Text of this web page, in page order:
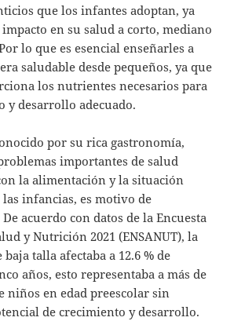
que los infantes adoptan, ya
en su salud a corto, mediano
lo que es esencial enseñarles a
saludable desde pequeños, ya que
los nutrientes necesarios para
y desarrollo adecuado.
por su rica gastronomía,
importantes de salud
la alimentación y la situación
infancias, es motivo de
acuerdo con datos de la Encuesta
y Nutrición 2021 (ENSANUT), la
talla afectaba a 12.6 % de
años, esto representaba a más de
niños en edad preescolar sin
de crecimiento y desarrollo.